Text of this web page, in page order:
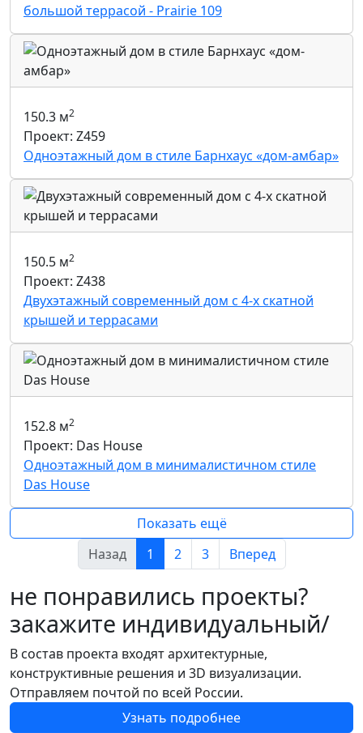
большой террасой - Prairie 109
150.3 м2
Проект: Z459
Одноэтажный дом в стиле Барнхаус «дом-амбар»
150.5 м2
Проект: Z438
Двухэтажный современный дом с 4-х скатной
крышей и террасами
152.8 м2
Проект: Das House
Одноэтажный дом в минималистичном стиле
Das House
Показать ещё
Назад
1 2 3 Вперед
не понравились проекты?
закажите индивидуальный/
В состав проекта входят архитектурные,
конструктивные решения и 3D визуализации.
Отправляем почтой по всей России.
Узнать подробнее